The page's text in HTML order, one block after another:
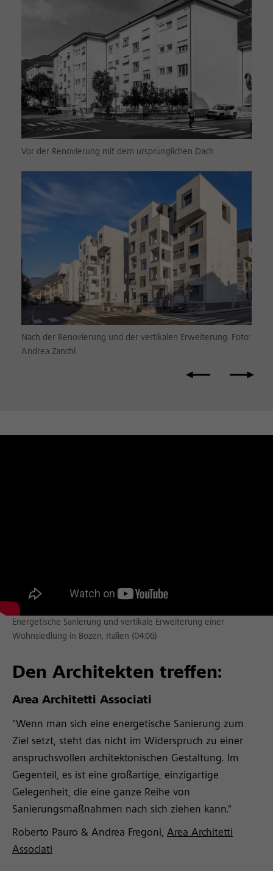
Vor der Renovierung mit dem ursprünglichen Dach
Nach der Renovierung und der vertikalen Erweiterung. Foto:
Andrea Zanchi
Den Architekten treffen:
Area Architetti Associati
"Wenn man sich eine energetische Sanierung zum
Ziel setzt, steht das nicht im Widerspruch zu einer
anspruchsvollen architektonischen Gestaltung. Im
Gegenteil, es ist eine großartige, einzigartige
Gelegenheit, die eine ganze Reihe von
Sanierungsmaßnahmen nach sich ziehen kann."
Roberto Pauro & Andrea Fregoni, Area Architetti
Associati
Energetische Sanierung und vertikale Erweiterung einer
Wohnsiedlung in Bozen, Italien (04:06)